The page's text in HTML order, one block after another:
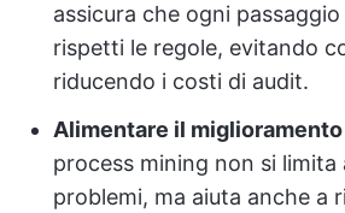
assicura che ogni
rispetti le regole, evitando
riducendo i costi di audit.
Alimentare il
process mining non si limita
problemi, ma aiuta anche a